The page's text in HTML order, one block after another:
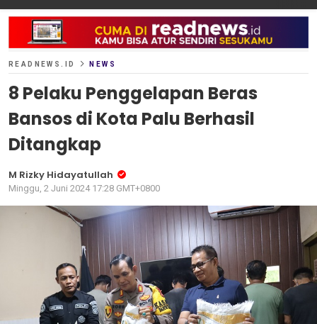
READNEWS.ID NEWS
8 Pelaku Penggelapan Beras
Bansos di Kota Palu Berhasil
Ditangkap
M Rizky Hidayatullah
Minggu, 2 Juni 2024 17:28 GMT+0800